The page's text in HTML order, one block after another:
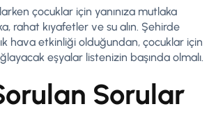
çocuklar için yanınıza mutlaka
rahat kıyafetler ve su alın. Şehirde
hava etkinliği olduğundan, çocuklar için
eşyalar listenizin başında olmalı.
Sorular